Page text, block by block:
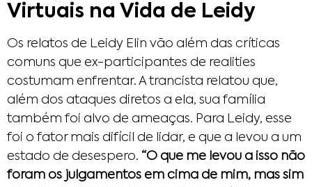
Virtuais na Vida de Leidy
Os relatos de Leidy Elin vão além das críticas
comuns que ex-participantes de realities
costumam enfrentar. A trancista relatou que,
além dos ataques diretos a ela, sua família
também foi alvo de ameaças. Para Leidy, esse
foi o fator mais difícil de lidar, e que a levou a um
estado de desespero. “O que me levou a isso não
foram os julgamentos em cima de mim, mas sim